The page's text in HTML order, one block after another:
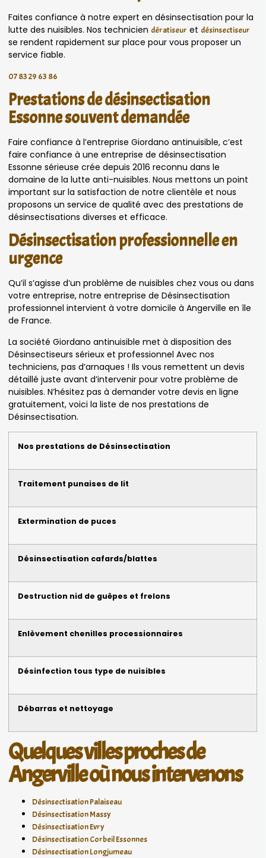
Faites confiance à notre expert en désinsectisation pour la
lutte des nuisibles. Nos technicien dératiseur et désinsectiseur
se rendent rapidement sur place pour vous proposer un
service fiable.
07 83 29 63 86
Prestations de désinsectisation
Essonne souvent demandée
Faire confiance à l’entreprise Giordano antinuisible, c’est
faire confiance à une entreprise de désinsectisation
Essonne sérieuse crée depuis 2016 reconnu dans le
domaine de la lutte anti-nuisibles. Nous mettons un point
important sur la satisfaction de notre clientèle et nous
proposons un service de qualité avec des prestations de
désinsectisations diverses et efficace.
Désinsectisation professionnelle en
urgence
Qu’il s’agisse d’un problème de nuisibles chez vous ou dans
votre entreprise, notre entreprise de Désinsectisation
professionnel intervient à votre domicile à Angerville en île
de France.
La société Giordano antinuisible met à disposition des
Désinsectiseurs sérieux et professionnel Avec nos
techniciens, pas d’arnaques ! Ils vous remettent un devis
détaillé juste avant d’intervenir pour votre problème de
nuisibles. N’hésitez pas à demander votre devis en ligne
gratuitement, voici la liste de nos prestations de
Désinsectisation.
Nos prestations de Désinsectisation
Traitement punaises de lit
Extermination de puces
Désinsectisation cafards/blattes
Destruction nid de guêpes et frelons
Enlèvement chenilles processionnaires
Désinfection tous type de nuisibles
Débarras et nettoyage
Quelques villes proches de
Angerville où nous intervenons
Désinsectisation Palaiseau
Désinsectisation Massy
Désinsectisation Evry
Désinsectisation Corbeil Essonnes
Désinsectisation Longjumeau